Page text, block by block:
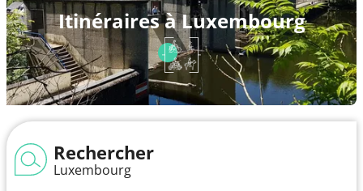
Itinéraires à Luxembourg
Rechercher
Luxembourg